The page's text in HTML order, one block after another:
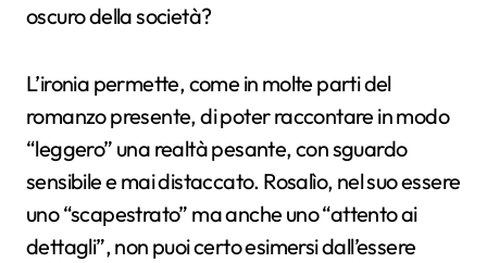
oscuro della società?
L’ironia permette, come in molte parti del
romanzo presente, di poter raccontare in modo
“leggero” una realtà pesante, con sguardo
sensibile e mai distaccato. Rosalìo, nel suo essere
uno “scapestrato” ma anche uno “attento ai
dettagli”, non puoi certo esimersi dall’essere